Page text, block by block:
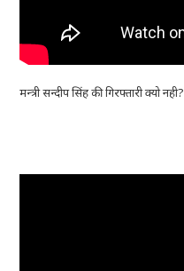
मन्त्री सन्दीप सिंह की गिरफ्तारी क्यो नही?